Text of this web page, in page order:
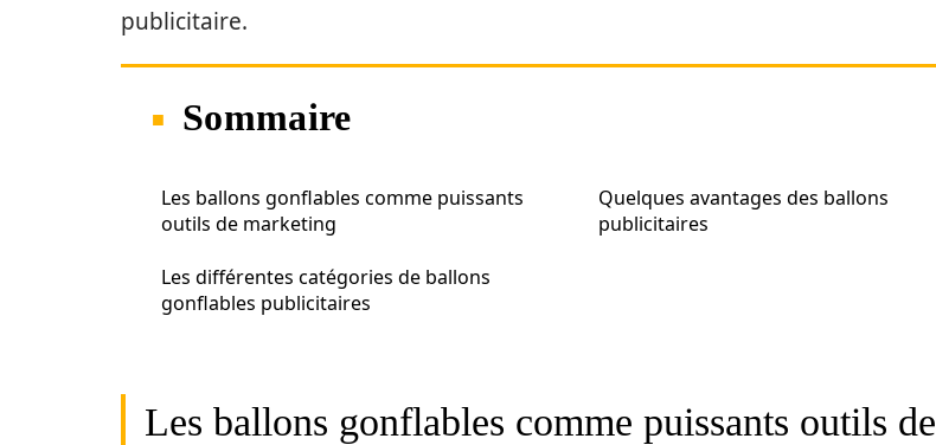
publicitaire.
Sommaire
Les ballons gonflables comme puissants
outils de marketing
Les différentes catégories de ballons
gonflables publicitaires
Quelques avantages des ballons
publicitaires
Les ballons gonflables comme puissants outils de